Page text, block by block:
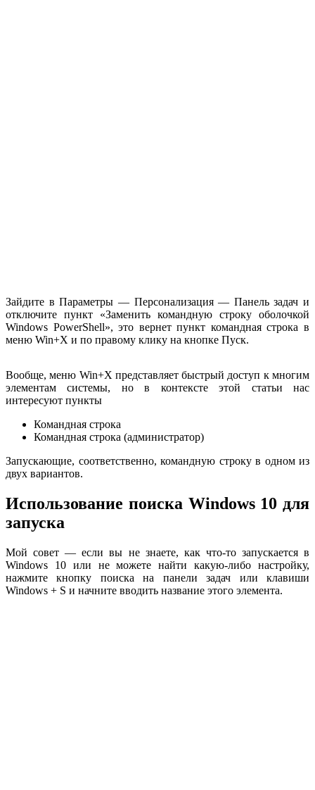
Зайдите в Параметры — Персонализация — Панель задач и
отключите пункт «Заменить командную строку оболочкой
Windows PowerShell», это вернет пункт командная строка в
меню Win+X и по правому клику на кнопке Пуск.
Вообще, меню Win+X представляет быстрый доступ к многим
элементам системы, но в контексте этой статьи нас
интересуют пункты
Командная строка
Командная строка (администратор)
Запускающие, соответственно, командную строку в одном из
двух вариантов.
Использование поиска Windows 10 для
запуска
Мой совет — если вы не знаете, как что-то запускается в
Windows 10 или не можете найти какую-либо настройку,
нажмите кнопку поиска на панели задач или клавиши
Windows + S и начните вводить название этого элемента.